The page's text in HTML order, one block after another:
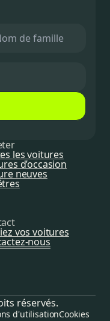
les voitures
d’occasion
neuves
vos voitures
nous
réservés.
d'utilisationCookies